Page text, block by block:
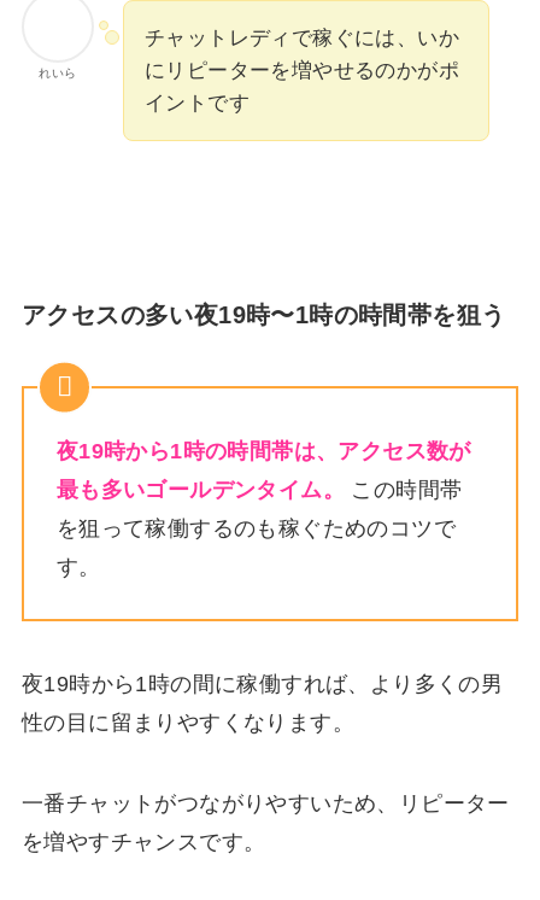
れいら
チャットレディで稼ぐには、いか
にリピーターを増やせるのかがポ
イントです
アクセスの多い夜19時〜1時の時間帯を狙う
夜19時から1時の時間帯は、アクセス数が
最も多いゴールデンタイム。
この時間帯
を狙って稼働するのも稼ぐためのコツで
す。
夜19時から1時の間に稼働すれば、より多くの男
性の目に留まりやすくなります。
一番チャットがつながりやすいため、リピーター
を増やすチャンスです。